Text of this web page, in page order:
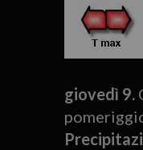
giovedì 9.